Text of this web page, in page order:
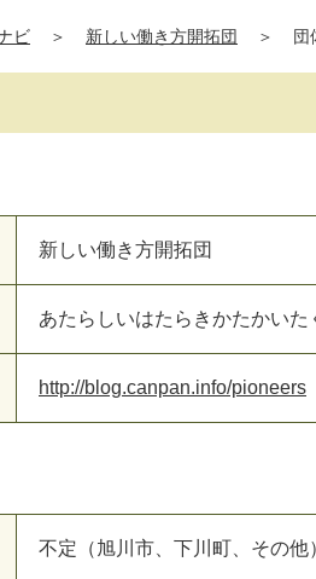
ビ ＞ 新しい働き方開拓団 ＞ 団
新しい働き方開拓団
あたらしいはたらきかたかいた
http://blog.canpan.info/pioneers
不定（旭川市、下川町、その他